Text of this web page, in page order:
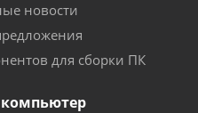
новости
для сборки ПК